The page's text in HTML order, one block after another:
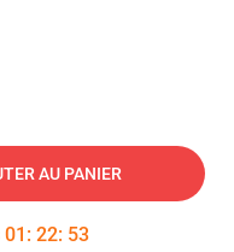
AU PANIER
01 : 22: 53